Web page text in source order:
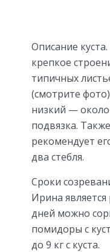
Описание
крепкое
типичных
(смотрите
низкий —
подвязка.
рекомендует
два стебля.
Сроки
Ирина
дней можно
помидоры с
до 9 кг с куста.